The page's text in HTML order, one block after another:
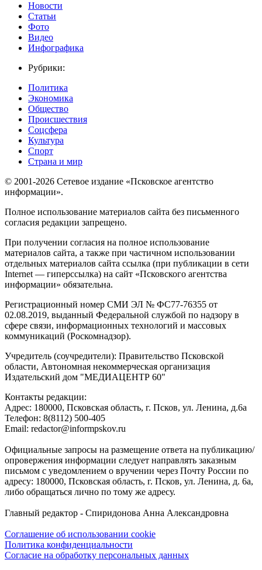
Новости
Статьи
Фото
Видео
Инфографика
Рубрики:
Политика
Экономика
Общество
Происшествия
Соцсфера
Культура
Спорт
Страна и мир
© 2001-2026 Сетевое издание «Псковское агентство
информации».
Полное использование материалов сайта без письменного
согласия редакции запрещено.
При получении согласия на полное использование
материалов сайта, а также при частичном использовании
отдельных материалов сайта ссылка (при публикации в сети
Internet — гиперссылка) на сайт «Псковского агентства
информации» обязательна.
Регистрационный номер СМИ ЭЛ № ФС77-76355 от
02.08.2019, выданный Федеральной службой по надзору в
сфере связи, информационных технологий и массовых
коммуникаций (Роскомнадзор).
Учредитель (соучредители): Правительство Псковской
области, Автономная некоммерческая организация
Издательский дом "МЕДИАЦЕНТР 60"
Контакты редакции:
Адреc: 180000, Псковская область, г. Псков, ул. Ленина, д.6а
Телефон: 8(8112) 500-405
Email: redactor@informpskov.ru
Официальные запросы на размещение ответа на публикацию/
опровержения информации следует направлять заказным
письмом с уведомлением о вручении через Почту России по
адресу: 180000, Псковская область, г. Псков, ул. Ленина, д. 6а,
либо обращаться лично по тому же адресу.
Главный редактор - Спиридонова Анна Александровна
Соглашение об использовании cookie
Политика конфиденциальности
Согласие на обработку персональных данных